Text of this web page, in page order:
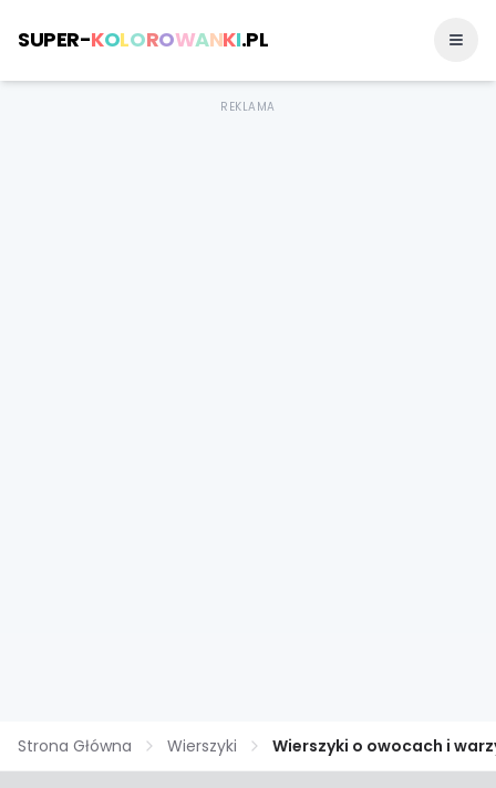
SUPER-KOLOROWANKI.PL
REKLAMA
Strona Główna Wierszyki Wierszyki o owocach i